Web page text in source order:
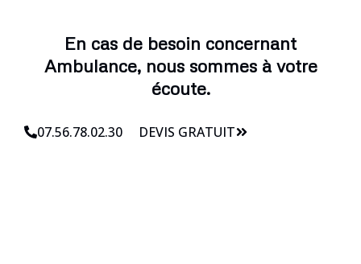
En cas de besoin concernant
Ambulance, nous sommes à votre
écoute.
07.56.78.02.30 DEVIS GRATUIT